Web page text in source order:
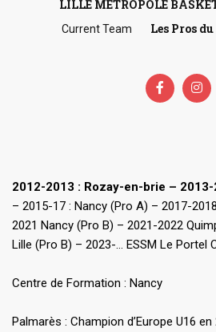
LILLE METROPOLE
Current Team Les Pros
2012-2013 : Rozay-en-brie –
– 2015-17 : Nancy (Pro A) – 2017-
2021 Nancy (Pro B) – 2021-2022
Lille (Pro B) – 2023-… ESSM Le Portel
Centre de Formation : Nancy
Palmarès : Champion d’Europe U16